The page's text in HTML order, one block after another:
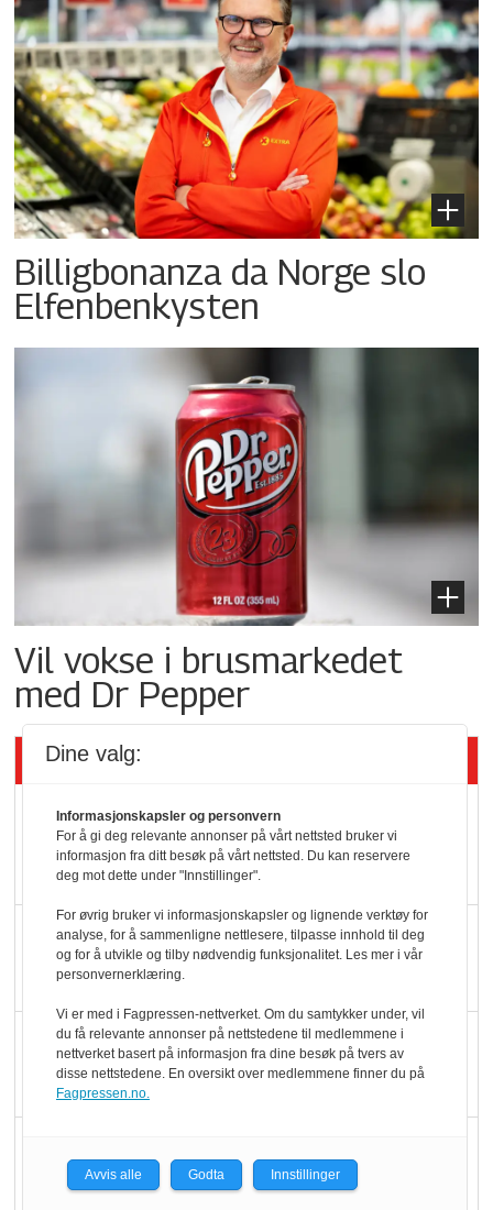
Billigbonanza da Norge slo
Elfenbenkysten
Vil vokse i brusmarkedet
med Dr Pepper
Siste artikler - KBS
Mat er viktigere enn
pris når elbilister
velger ladestopp
Ti bensinstasjoner
legger ned hver måned
Potetball, kylling og 98
oktan
KBS-bransjen i
endring: Stadig større
Dine valg:
Informasjonskapsler og personvern
For å gi deg relevante annonser på vårt nettsted bruker vi
informasjon fra ditt besøk på vårt nettsted. Du kan reservere
deg mot dette under "Innstillinger".
For øvrig bruker vi informasjonskapsler og lignende verktøy for
analyse, for å sammenligne nettlesere, tilpasse innhold til deg
og for å utvikle og tilby nødvendig funksjonalitet. Les mer i vår
personvernerklæring.
Vi er med i Fagpressen-nettverket. Om du samtykker under, vil
du få relevante annonser på nettstedene til medlemmene i
nettverket basert på informasjon fra dine besøk på tvers av
disse nettstedene. En oversikt over medlemmene finner du på
Fagpressen.no.
Avvis alle Godta Innstillinger